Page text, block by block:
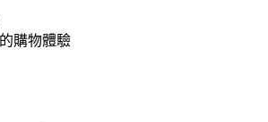
購物體驗